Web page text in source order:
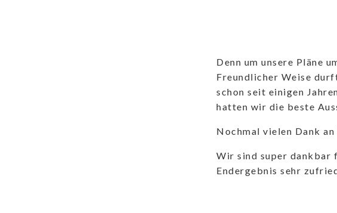
Denn um unsere Pläne
Freundlicher Weise
schon seit einigen
hatten wir die beste
Nochmal vielen Dank
Wir sind super dankbar
Endergebnis sehr